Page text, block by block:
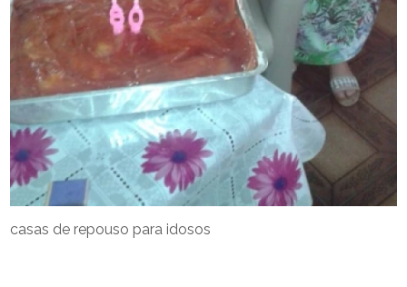
casas de repouso para idosos